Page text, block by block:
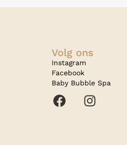
Volg ons
Instagram
Facebook
Baby Bubble Spa